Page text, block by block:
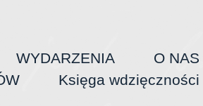
WYDARZENIA
O NAS
Księga wdzięczności